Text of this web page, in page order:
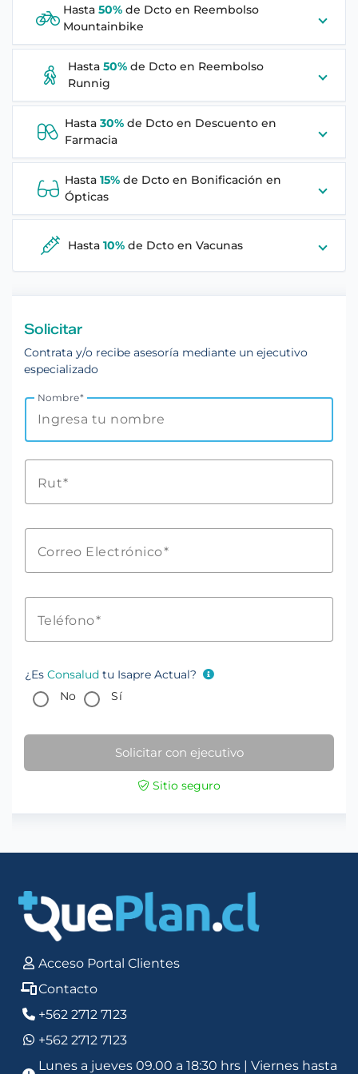
Hasta50% de Dcto en Reembolso
Mountainbike
Hasta 50%de Dcto en Reembolso
Runnig
Hasta 30%de Dcto en Descuento en
Farmacia
Hasta15% de Dcto en Bonificación en
Ópticas
Hasta 10% de Dcto en Vacunas
Solicitar
Contrata y/o recibe asesoría mediante un ejecutivo
especializado
Nombre
Rut
Correo Electrónico
Teléfono
¿Es Consaludtu Isapre Actual?
No
Sí
Solicitar con ejecutivo
Sitio seguro
Acceso Portal Clientes
Contacto
+562 2712 7123
+562 2712 7123
Lunes a jueves 09.00 a 18:30 hrs | Viernes hasta